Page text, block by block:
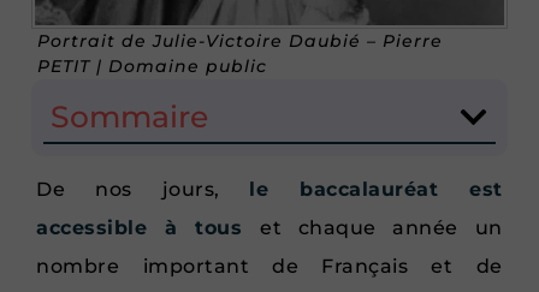
Portrait de Julie-Victoire Daubié – Pierre
PETIT | Domaine public
Sommaire
De nos jours, le baccalauréat est
accessible à tous et chaque année un
nombre important de Français et de